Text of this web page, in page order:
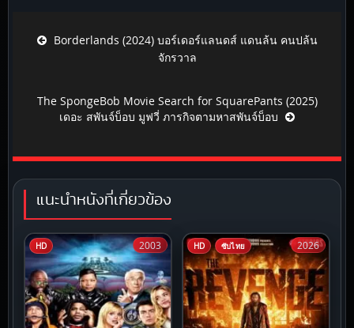
Post navigation
Borderlands (2024) บอร์เดอร์แลนดส์ แดนล้น คนปล้น
จักรวาล
The SpongeBob Movie Search for SquarePants (2025)
เดอะ สพันจ์บ็อบ มูฟวี่ ภารกิจตามหาสพันจ์บ็อบ
แนะนำหนังที่เกี่ยวข้อง
HD 2003 HD ซับไทย 2026